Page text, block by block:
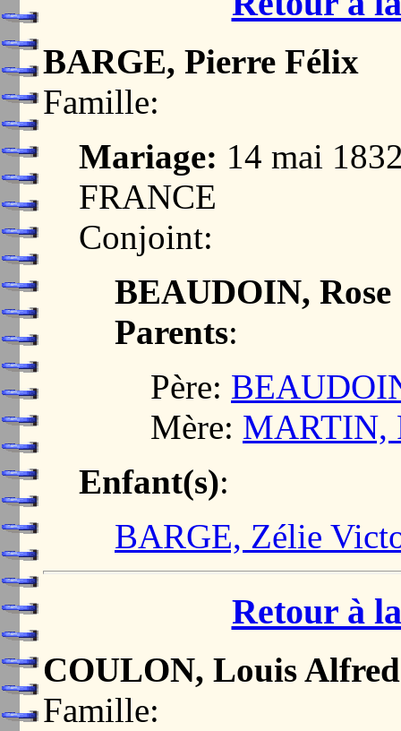
BARGE, Pierre Félix
Famille:
Mariage: 14 mai
FRANCE
Conjoint:
BEAUDOIN, Rose
Parents:
Père:
Mère: MARTIN,
Enfant(s):
BARGE, Zélie
Retour à
COULON, Louis Alfred
Famille: